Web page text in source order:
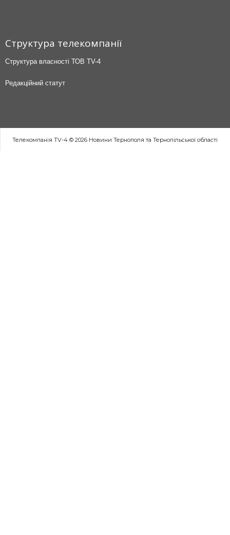
Структура телекомпанії
Структура власності ТОВ TV-4
Редакційний статут
Телекомпанія TV-4 © 2026 Новини Тернополя та Тернопільської області